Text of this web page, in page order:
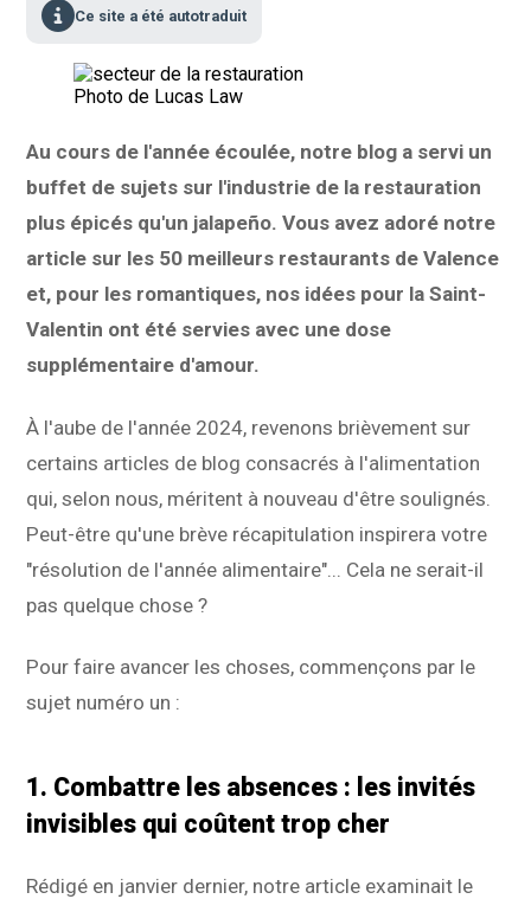
Ce site a été autotraduit
Photo de Lucas Law
Au cours de l'année écoulée, notre blog a servi un
buffet de sujets sur l'industrie de la restauration
plus épicés qu'un jalapeño. Vous avez adoré notre
article sur les 50 meilleurs restaurants de Valence
et, pour les romantiques, nos idées pour la Saint-
Valentin ont été servies avec une dose
supplémentaire d'amour.
À l'aube de l'année 2024, revenons brièvement sur
certains articles de blog consacrés à l'alimentation
qui, selon nous, méritent à nouveau d'être soulignés.
Peut-être qu'une brève récapitulation inspirera votre
"résolution de l'année alimentaire"... Cela ne serait-il
pas quelque chose ?
Pour faire avancer les choses, commençons par le
sujet numéro un :
1. Combattre les absences : les invités
invisibles qui coûtent trop cher
Rédigé en janvier dernier, notre article examinait le